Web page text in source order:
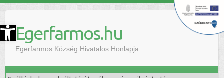
Eszköztár megnyitása Egerfarmos.hu
Egerfarmos Község Hivatalos Honlapja